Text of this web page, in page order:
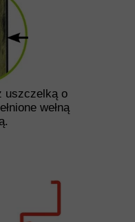
uszczelką o
wełną